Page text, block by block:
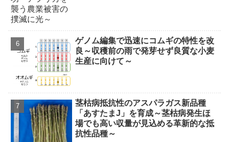
ゲノム編集で迅速にコムギの特性を改
良～収穫前の雨で発芽せず良質な小麦
生産に向けて～
茎枯病抵抗性のアスパラガス新品種
「あすたまJ」を育成～茎枯病発生ほ
場でも高い収量が見込める革新的な抵
抗性品種～